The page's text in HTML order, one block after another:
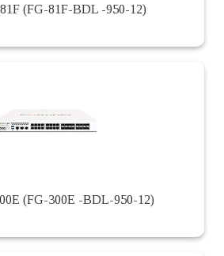
(FG-81F-BDL -950-12)
(FG-300E -BDL-950-12)